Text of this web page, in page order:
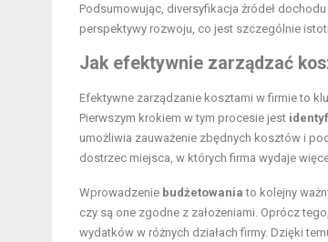
Podsumowując, diversyfikacja źródeł
perspektywy rozwoju, co jest szczególnie
Jak efektywnie zarządzać
Efektywne zarządzanie kosztami w firmie to
Pierwszym krokiem w tym procesie jest
umożliwia zauważenie zbędnych kosztów i
dostrzec miejsca, w których firma wydaje
Wprowadzenie budżetowania to kolejny
czy są one zgodne z założeniami. Oprócz
wydatków w różnych działach firmy. Dzięki